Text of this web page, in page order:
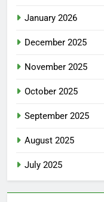
January 2026
December 2025
November 2025
October 2025
September 2025
August 2025
July 2025